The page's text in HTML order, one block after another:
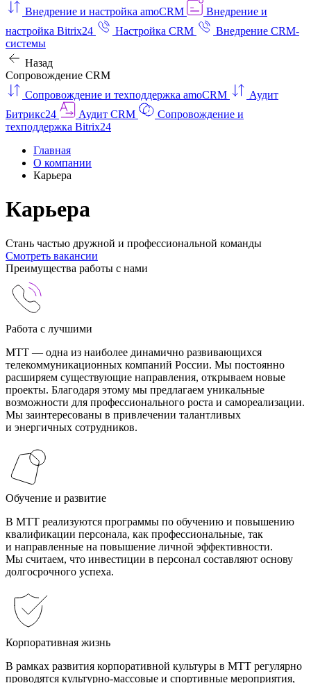
Внедрение и настройка amoCRM
Внедрение и
настройка Bitrix24
Настройка CRM
Внедрение CRM-
системы
Назад
Сопровождение CRM
Сопровождение и техподдержка amoCRM
Аудит
Битрикс24
Аудит CRM
Сопровождение и
техподдержка Bitrix24
Главная
О компании
Карьера
Карьера
Стань частью дружной и профессиональной команды
Смотреть вакансии
Преимущества работы с нами
Работа с лучшими
МТТ — одна из наиболее динамично развивающихся
телекоммуникационных компаний России. Мы постоянно
расширяем существующие направления, открываем новые
проекты. Благодаря этому мы предлагаем уникальные
возможности для профессионального роста и самореализации.
Мы заинтересованы в привлечении талантливых
и энергичных сотрудников.
Обучение и развитие
В МТТ реализуются программы по обучению и повышению
квалификации персонала, как профессиональные, так
и направленные на повышение личной эффективности.
Мы считаем, что инвестиции в персонал составляют основу
долгосрочного успеха.
Корпоративная жизнь
В рамках развития корпоративной культуры в МТТ регулярно
проводятся культурно-массовые и спортивные мероприятия,